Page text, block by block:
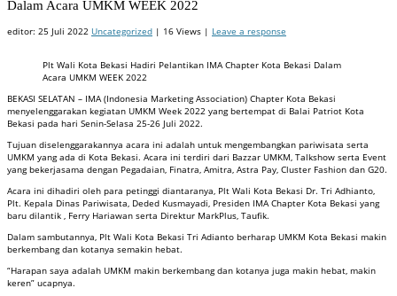
Dalam Acara UMKM WEEK 2022
editor: 25 Juli 2022 Uncategorized | 16 Views | Leave a response
Plt Wali Kota Bekasi Hadiri Pelantikan IMA Chapter Kota Bekasi Dalam
Acara UMKM WEEK 2022
BEKASI SELATAN – IMA (Indonesia Marketing Association) Chapter Kota Bekasi
menyelenggarakan kegiatan UMKM Week 2022 yang bertempat di Balai Patriot Kota
Bekasi pada hari Senin-Selasa 25-26 Juli 2022.
Tujuan diselenggarakannya acara ini adalah untuk mengembangkan pariwisata serta
UMKM yang ada di Kota Bekasi. Acara ini terdiri dari Bazzar UMKM, Talkshow serta Event
yang bekerjasama dengan Pegadaian, Finatra, Amitra, Astra Pay, Cluster Fashion dan G20.
Acara ini dihadiri oleh para petinggi diantaranya, Plt Wali Kota Bekasi Dr. Tri Adhianto,
Plt. Kepala Dinas Pariwisata, Deded Kusmayadi, Presiden IMA Chapter Kota Bekasi yang
baru dilantik , Ferry Hariawan serta Direktur MarkPlus, Taufik.
Dalam sambutannya, Plt Wali Kota Bekasi Tri Adianto berharap UMKM Kota Bekasi makin
berkembang dan kotanya semakin hebat.
“Harapan saya adalah UMKM makin berkembang dan kotanya juga makin hebat, makin
keren” ucapnya.